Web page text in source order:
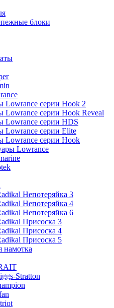
блоки
Lowrance серии Hook 2
Lowrance серии Hook Reveal
Lowrance серии HDS
Lowrance серии Elite
Lowrance серии Hook
Lowrance
Непотеряйка 3
Непотеряйка 4
Непотеряйка 6
Присоска 3
Присоска 4
Присоска 5
намотка
Stratton